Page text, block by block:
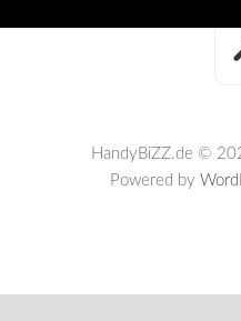
HandyBiZZ.de ©
Powered by